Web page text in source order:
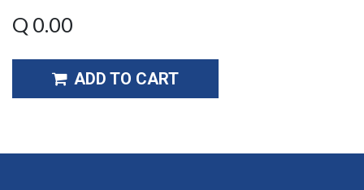
Q 0.00
ADD TO CART